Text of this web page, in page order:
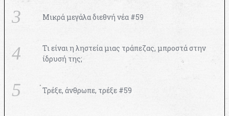
Μικρά μεγάλα διεθνή νέα #59
Τι είναι η ληστεία μιας τράπεζας, μπροστά στην
ίδρυσή της;
Τρέξε, άνθρωπε, τρέξε #59